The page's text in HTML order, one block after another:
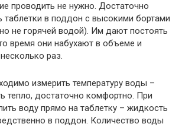
проводить не нужно. Достаточно
таблетки в поддон с высокими бортами
не горячей водой). Им дают постоять
время они набухают в объеме и
раз.
измерить температуру воды –
тепло, достаточно комфортно. При
воду прямо на таблетку – жидкость
в поддон. Количество воды